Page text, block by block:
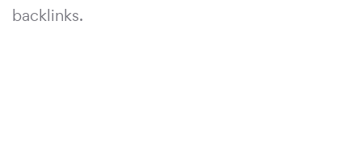
backlinks.